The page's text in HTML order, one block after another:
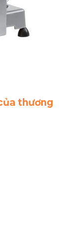
thương